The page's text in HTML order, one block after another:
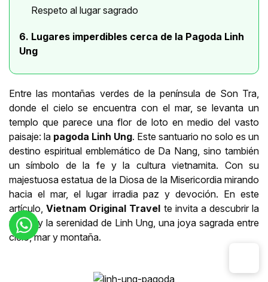
Respeto al lugar sagrado
6. Lugares imperdibles cerca de la Pagoda Linh
Ung
Entre las montañas verdes de la península de Son Tra,
donde el cielo se encuentra con el mar, se levanta un
templo que parece una flor de loto en medio del vasto
paisaje: la pagoda Linh Ung. Este santuario no solo es un
destino espiritual emblemático de Da Nang, sino también
un símbolo de la fe y la cultura vietnamita. Con su
majestuosa estatua de la Diosa de la Misericordia mirando
hacia el mar, el lugar irradia paz y devoción. En este
artículo,Vietnam Original Travel te invita a descubrir la
magia y la serenidad de Linh Ung, una joya sagrada entre
cielo, mar y montaña.